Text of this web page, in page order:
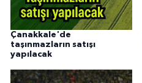
Çanakkale'de
taşınmazların satışı
yapılacak